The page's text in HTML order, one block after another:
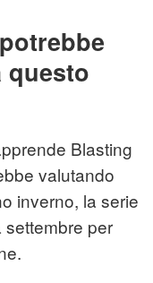
questo
Blasting
valutando
inverno, la serie
per